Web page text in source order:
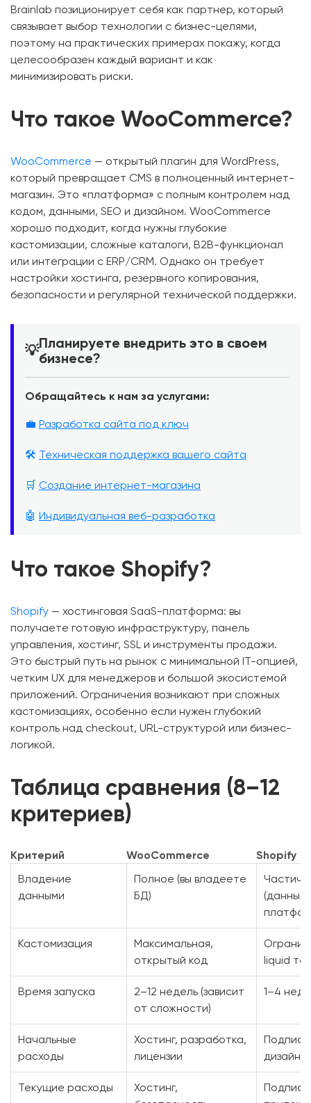
Brainlab позиционирует себя как партнер, который
связывает выбор технологии с бизнес-целями,
поэтому на практических примерах покажу, когда
целесообразен каждый вариант и как
минимизировать риски.
Что такое WooCommerce?
WooCommerce — открытый плагин для WordPress,
который превращает CMS в полноценный интернет-
магазин. Это «платформа» с полным контролем над
кодом, данными, SEO и дизайном. WooCommerce
хорошо подходит, когда нужны глубокие
кастомизации, сложные каталоги, B2B-функционал
или интеграции с ERP/CRM. Однако он требует
настройки хостинга, резервного копирования,
безопасности и регулярной технической поддержки.
💡Планируете внедрить это в своем
бизнесе?
Обращайтесь к нам за услугами:
💼 Разработка сайта под ключ
🛠️ Техническая поддержка вашего сайта
🛒 Создание интернет-магазина
🤖 Индивидуальная веб-разработка
Что такое Shopify?
Shopify — хостинговая SaaS-платформа: вы
получаете готовую инфраструктуру, панель
управления, хостинг, SSL и инструменты продажи.
Это быстрый путь на рынок с минимальной IT-опцией,
четким UX для менеджеров и большой экосистемой
приложений. Ограничения возникают при сложных
кастомизациях, особенно если нужен глубокий
контроль над checkout, URL-структурой или бизнес-
логикой.
Таблица сравнения (8–12
критериев)
Критерий WooCommerce
Shopify
Владение
данными
Полное (вы владеете
БД)
(данные
Кастомизация
Максимальная,
открытый код
liquid
Время запуска
2–12 недель (зависит
от сложности)
1–4
Начальные
расходы
Хостинг, разработка,
лицензии
дизайн
Текущие расходы
Хостинг,